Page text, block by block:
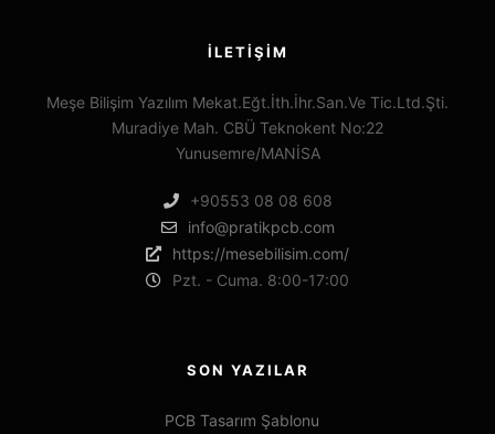
İLETIŞIM
Meşe Bilişim Yazılım Mekat.Eğt.İth.İhr.San.Ve Tic.Ltd.Şti.
Muradiye Mah. CBÜ Teknokent No:22
Yunusemre/MANİSA
+90553 08 08 608
info@pratikpcb.com
https://mesebilisim.com/
Pzt. - Cuma. 8:00-17:00
SON YAZILAR
PCB Tasarım Şablonu